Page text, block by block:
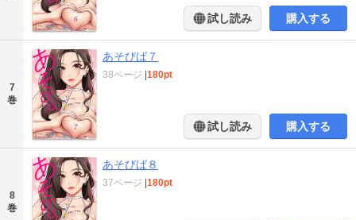
試し読み 購入する
7
巻
あそびば７
38ページ 180pt
試し読み 購入する
8
巻
あそびば８
37ページ 180pt